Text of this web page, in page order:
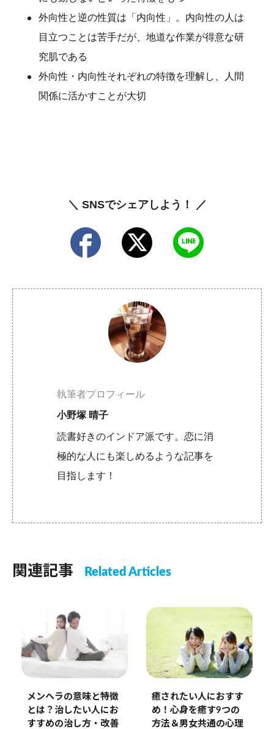
外向性と逆の性質は「内向性」。内向性の人は
目立つことは苦手だが、地道な作業が得意な研
究肌である
外向性・内向性それぞれの特徴を理解し、人間
関係に活かすことが大切
＼ SNSでシェアしよう！ ／
執筆者プロフィール
小野塚 晴子
読書好きのインドア派です。恋に消
極的な人にも楽しめるような記事を
目指します！
関連記事 Related Articles
メンヘラの意味と特徴
とは？治したい人にお
すすめの治し方・改善
癒されたい人におすす
め！心身を癒す9つの
方法＆男女共通の心理